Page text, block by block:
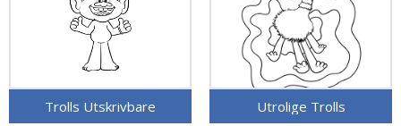
Trolls Utskrivbare Utrolige Trolls